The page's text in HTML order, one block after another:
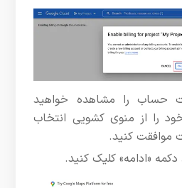
حساب را مشاهده خواهید
را از منوی کشویی انتخاب
موافقت کنید.
«ادامه» کلیک کنید.